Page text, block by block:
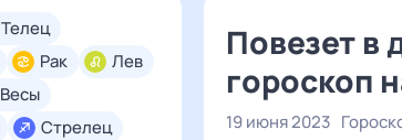
Телец
Рак
Лев
Весы
Стрелец
Повезет в
гороскоп
19 июня 2023